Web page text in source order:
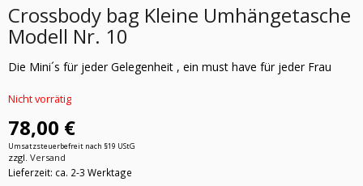
Crossbody bag Kleine Umhängetasche
Modell Nr. 10
Die Mini´s für jeder Gelegenheit , ein must have für jeder Frau
Nicht vorrätig
78,00 €
Umsatzsteuerbefreit nach §19 UStG
zzgl. Versand
Lieferzeit: ca. 2-3 Werktage